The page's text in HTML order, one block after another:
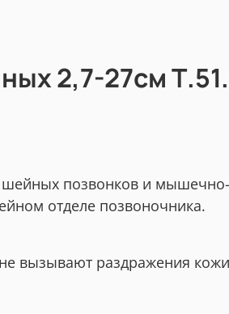
2,7-27см
шейных позвонков и
отделе позвоночника.
вызывают раздражения кожи